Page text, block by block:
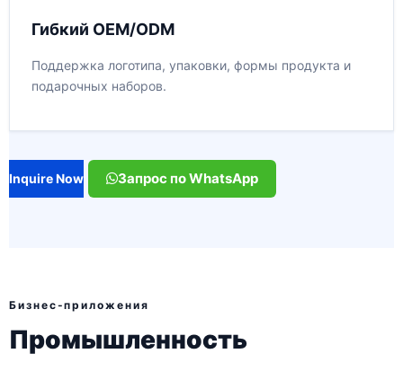
Гибкий OEM/ODM
Поддержка логотипа, упаковки, формы продукта и
подарочных наборов.
Inquire Now Запрос по WhatsApp
Бизнес-приложения
Промышленность